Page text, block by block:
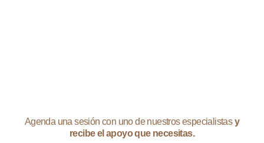
Agenda una sesión con uno de nuestros especialistasy
recibe el apoyo que necesitas.